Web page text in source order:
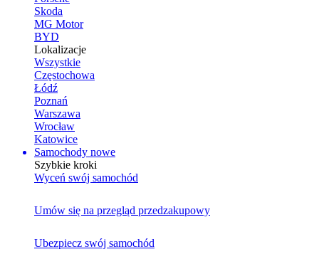
Skoda
MG Motor
BYD
Lokalizacje
Wszystkie
Częstochowa
Łódź
Poznań
Warszawa
Wrocław
Katowice
Samochody nowe
Szybkie kroki
Wyceń swój samochód
Umów się na przegląd przedzakupowy
Ubezpiecz swój samochód